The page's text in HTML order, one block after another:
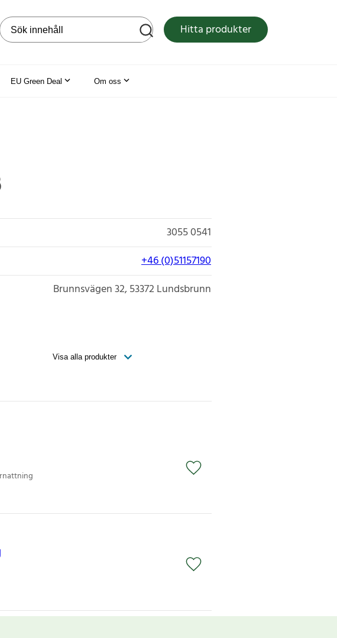
Sök på webbplatsen Hitta produkter
EU Green Deal Om oss
3055 0541
+46 (0)51157190
Brunnsvägen 32 53372 Lundsbrunn